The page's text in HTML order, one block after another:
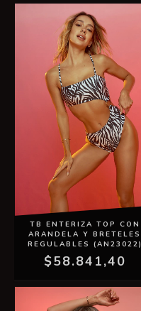
TB ENTERIZA TOP CON
ARANDELA Y BRETELES
REGULABLES (AN23022)
$58.841,40